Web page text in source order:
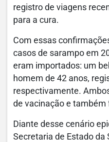
registro de viagens
para a cura.
Com essas
casos de sarampo em
eram importados: um
homem de 42 anos,
respectivamente.
de vacinação e também
Diante desse cenário
Secretaria de Estado da